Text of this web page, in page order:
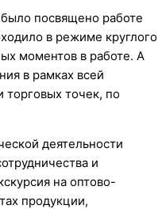
посвящено работе
в режиме круглого
моментов в работе. А
в рамках всей
торговых точек, по
деятельности
и
на оптово-
продукции,